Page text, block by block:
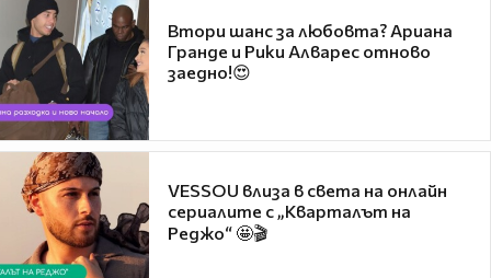
Втори шанс за любовта? Ариана
Гранде и Рики Алварес отново
заедно!😍
VESSOU влиза в света на онлайн
сериалите с „Кварталът на
Реджо“ 🤩🎬